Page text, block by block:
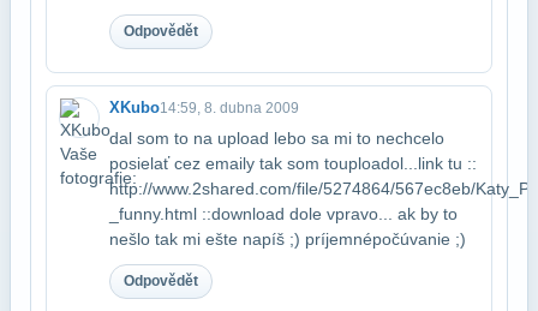
Odpovědět
XKubo14:59, 8. dubna 2009
dal som to na upload lebo sa mi to nechcelo
posielať cez emaily tak som to​uploadol...link tu ::​
http://www.2shared.com/file/5274864/567ec8eb/
_funny.html ::​download dole vpravo... ak by to
nešlo tak mi ešte napíš ;) príjemné​počúvanie ;)
Odpovědět